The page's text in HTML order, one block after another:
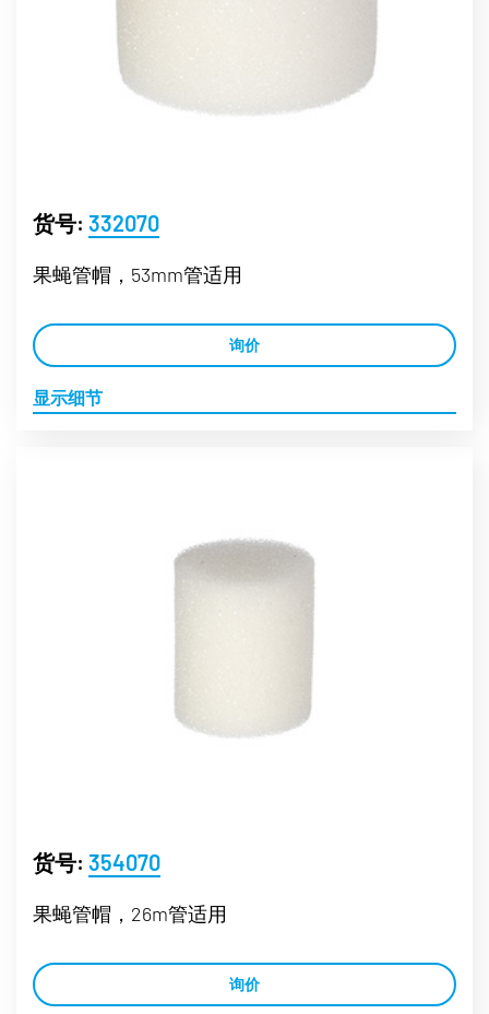
货号: 332070
果蝇管帽，53mm管适用
询价
显示细节
货号: 354070
果蝇管帽，26m管适用
询价